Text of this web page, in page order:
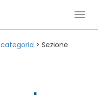
> Sezione